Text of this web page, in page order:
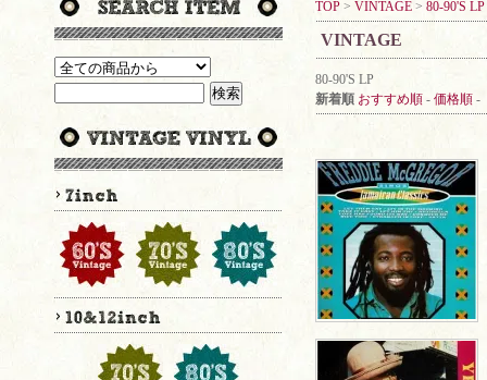
TOP > VINTAGE > 80-90'S LP
VINTAGE
80-90'S LP
新着順 おすすめ順 - 価格順 -